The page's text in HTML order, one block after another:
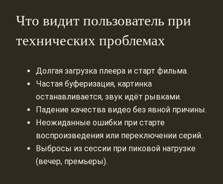
Что видит пользователь при
технических проблемах
Долгая загрузка плеера и старт фильма.
Частая буферизация, картинка
останавливается, звук идёт рывками.
Падение качества видео без явной причины.
Неожиданные ошибки при старте
воспроизведения или переключении серий.
Выбросы из сессии при пиковой нагрузке
(вечер, премьеры).